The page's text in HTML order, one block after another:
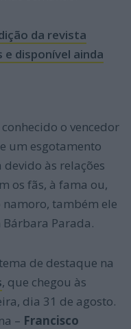
da revista
e disponível ainda
o vencedor
um esgotamento
devido às relações
os fãs, à fama ou,
também ele
Parada.
de destaque na
, que chegou às
dia 31 de agosto.
– Francisco